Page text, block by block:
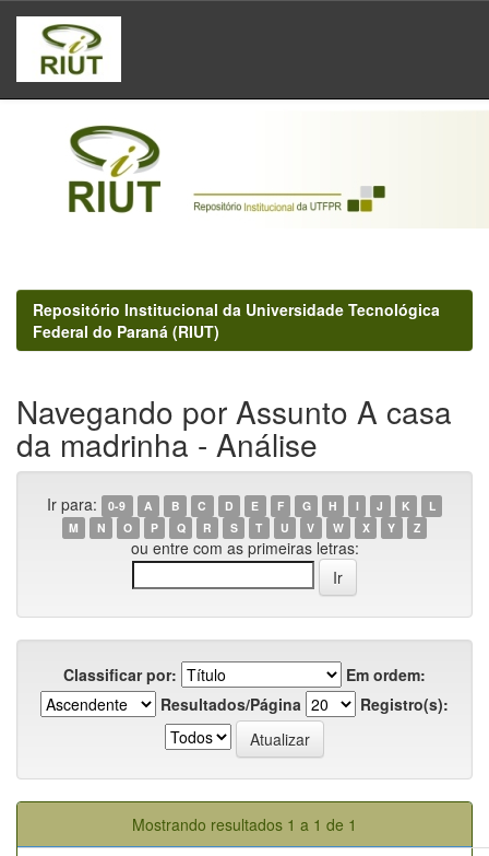
Skip
navigation
Repositório Institucional da Universidade Tecnológica
Federal do Paraná (RIUT)
Navegando por Assunto A casa
da madrinha - Análise
Ir para: 0-9 A B C D E F G H I J K
L
M
N O P Q R S T U V W X Y Z
ou entre com as primeiras letras:
Classificar por:
Em ordem:
Resultados/Página
Registro(s):
Mostrando resultados 1 a 1 de 1